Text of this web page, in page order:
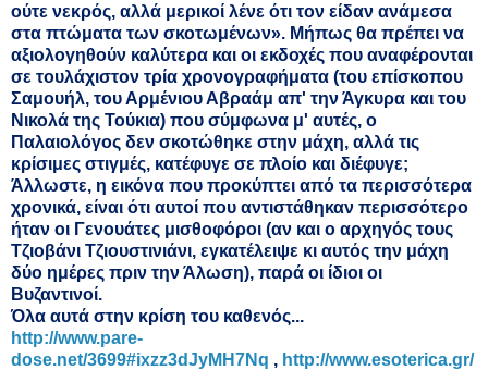
ούτε νεκρός, αλλά μερικοί λένε ότι τον είδαν ανάμεσα
στα πτώματα των σκοτωμένων». Μήπως θα πρέπει να
αξιολογηθούν καλύτερα και οι εκδοχές που αναφέρονται
σε τουλάχιστον τρία χρονογραφήματα (του επίσκοπου
Σαμουήλ, του Αρμένιου Αβραάμ απ' την Άγκυρα και του
Νικολά της Τούκια) που σύμφωνα μ' αυτές, ο
Παλαιολόγος δεν σκοτώθηκε στην μάχη, αλλά τις
κρίσιμες στιγμές, κατέφυγε σε πλοίο και διέφυγε;
Άλλωστε, η εικόνα που προκύπτει από τα περισσότερα
χρονικά, είναι ότι αυτοί που αντιστάθηκαν περισσότερο
ήταν οι Γενουάτες μισθοφόροι (αν και ο αρχηγός τους
Τζιοβάνι Τζιουστινιάνι, εγκατέλειψε κι αυτός την μάχη
δύο ημέρες πριν την Άλωση), παρά οι ίδιοι οι
Βυζαντινοί.
Όλα αυτά στην κρίση του καθενός...
http://www.pare-
dose.net/3699#ixzz3dJyMH7Nq , http://www.esoterica.gr/